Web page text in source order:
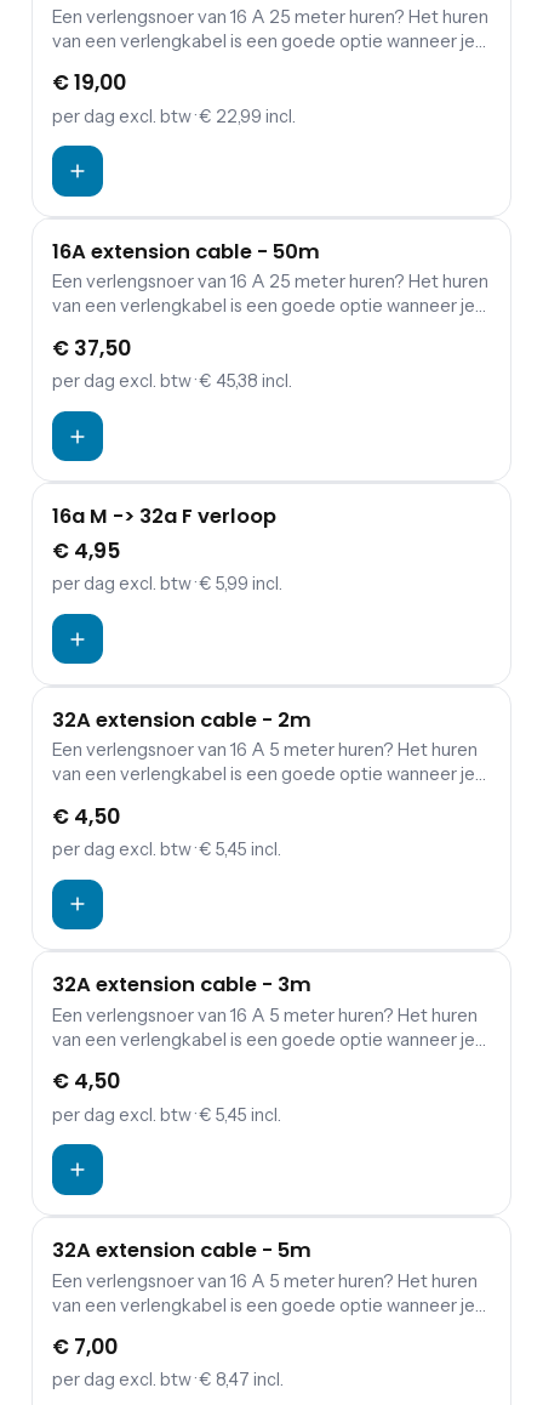
Een verlengsnoer van 16 A 25 meter huren? Het huren
van een verlengkabel is een goede optie wanneer je
aggregaten.
€ 19,00
per dag excl. btw· € 22,99 incl.
16A extension cable - 50m
Een verlengsnoer van 16 A 25 meter huren? Het huren
van een verlengkabel is een goede optie wanneer je
aggregaten.
€ 37,50
per dag excl. btw· € 45,38 incl.
16a M -> 32a F verloop
€ 4,95
per dag excl. btw· € 5,99 incl.
32A extension cable - 2m
Een verlengsnoer van 16 A 5 meter huren? Het huren
van een verlengkabel is een goede optie wanneer je
aggregaten.
€ 4,50
per dag excl. btw· € 5,45 incl.
32A extension cable - 3m
Een verlengsnoer van 16 A 5 meter huren? Het huren
van een verlengkabel is een goede optie wanneer je
aggregaten.
€ 4,50
per dag excl. btw· € 5,45 incl.
32A extension cable - 5m
Een verlengsnoer van 16 A 5 meter huren? Het huren
van een verlengkabel is een goede optie wanneer je
aggregaten.
€ 7,00
per dag excl. btw· € 8,47 incl.